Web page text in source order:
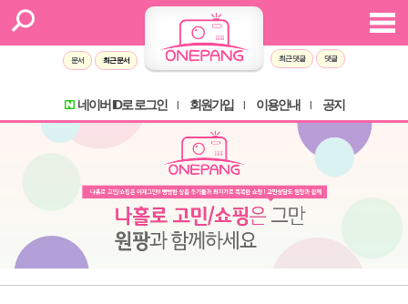
문서 최근 문서 최근 댓글 댓글
네이버 ID로 로그인 회원가입 이용안내 공지